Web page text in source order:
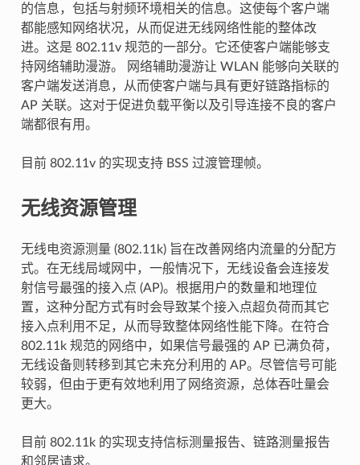
的信息，包括与射频环境相关的信息。这使每个客户端
都能感知网络状况，从而促进无线网络性能的整体改
进。这是 802.11v 规范的一部分。它还使客户端能够支
持网络辅助漫游。 网络辅助漫游让 WLAN 能够向关联的
客户端发送消息，从而使客户端与具有更好链路指标的
AP 关联。这对于促进负载平衡以及引导连接不良的客户
端都很有用。
目前 802.11v 的实现支持 BSS 过渡管理帧。
无线资源管理
无线电资源测量 (802.11k) 旨在改善网络内流量的分配方
式。在无线局域网中，一般情况下，无线设备会连接发
射信号最强的接入点 (AP)。根据用户的数量和地理位
置，这种分配方式有时会导致某个接入点超负荷而其它
接入点利用不足，从而导致整体网络性能下降。在符合
802.11k 规范的网络中，如果信号最强的 AP 已满负荷，
无线设备则转移到其它未充分利用的 AP。尽管信号可能
较弱，但由于更有效地利用了网络资源，总体吞吐量会
更大。
目前 802.11k 的实现支持信标测量报告、链路测量报告
和邻居请求。